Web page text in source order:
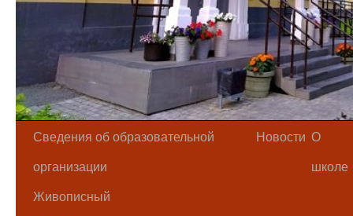
Сведения об образовательной
организации
Новости О
школе
Живописный